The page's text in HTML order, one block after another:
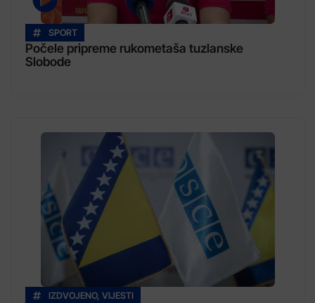
SPORT
Počele pripreme rukometaša tuzlanske
Slobode
IZDVOJENO, VIJESTI